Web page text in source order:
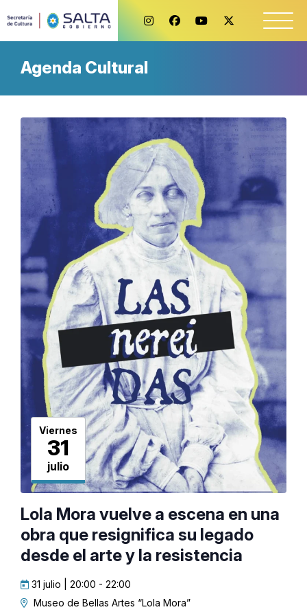
Agenda Cultural
Viernes
31
julio
Lola Mora vuelve a escena en una
obra que resignifica su legado
desde el arte y la resistencia
31 julio | 20:00 - 22:00
Museo de Bellas Artes “Lola Mora”